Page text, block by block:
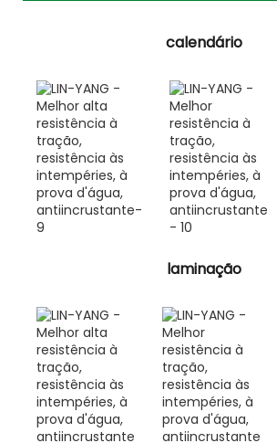
calendário
laminação